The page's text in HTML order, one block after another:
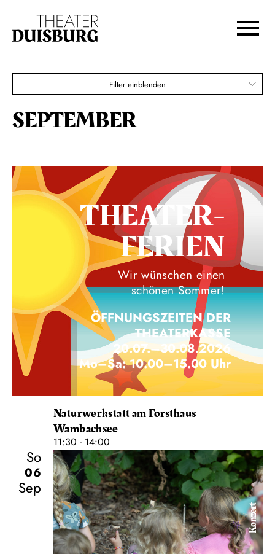
Zur Hauptnavigation springen
Zum Footer springen
Filter einblenden
SEPTEMBER
THEATER­
FERIEN
Wir wünschen einen
schönen Sommer!
ÖFFNUNGSZEITEN DER
THEATERKASSE
20.07.–30.08.2026
Mo–Sa: 10.00–15.00 Uhr
Naturwerkstatt am Forsthaus
Wambachsee
11:30 - 14:00
So
06
Sep
Konzert